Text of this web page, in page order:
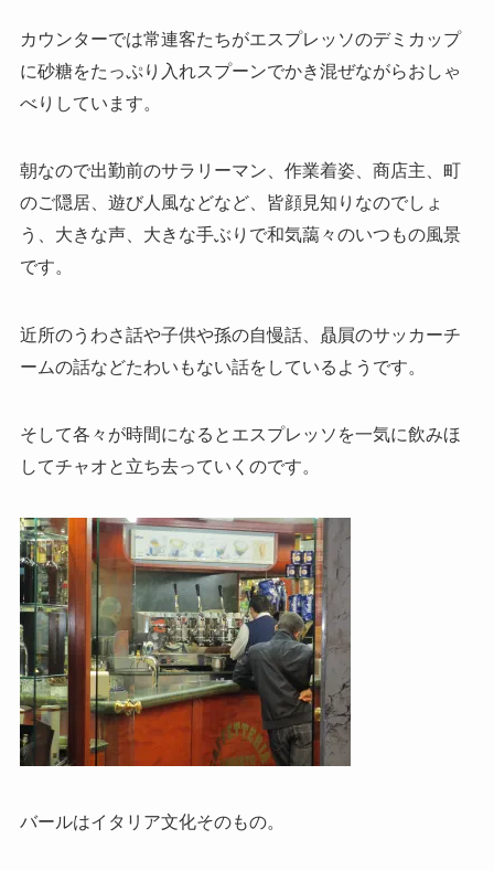
カウンターでは常連客たちがエスプレッソのデミカップ
に砂糖をたっぷり入れスプーンでかき混ぜながらおしゃ
べりしています。
朝なので出勤前のサラリーマン、作業着姿、商店主、町
のご隠居、遊び人風などなど、皆顔見知りなのでしょ
う、大きな声、大きな手ぶりで和気藹々のいつもの風景
です。
近所のうわさ話や子供や孫の自慢話、贔屓のサッカーチ
ームの話などたわいもない話をしているようです。
そして各々が時間になるとエスプレッソを一気に飲みほ
してチャオと立ち去っていくのです。
バールはイタリア文化そのもの。